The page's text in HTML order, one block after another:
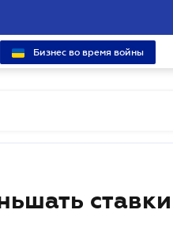
Бизнес во время войны
ставки